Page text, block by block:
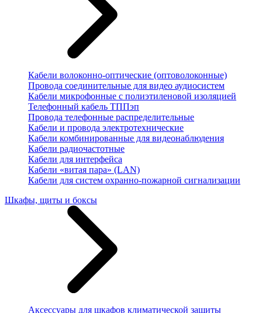
Кабели волоконно-оптические (оптоволоконные)
Провода соединительные для видео аудиосистем
Кабели микрофонные с полиэтиленовой изоляцией
Телефонный кабель ТППэп
Провода телефонные распределительные
Кабели и провода электротехнические
Кабели комбинированные для видеонаблюдения
Кабели радиочастотные
Кабели для интерфейса
Кабели «витая пара» (LAN)
Кабели для систем охранно-пожарной сигнализации
Шкафы, щиты и боксы
Аксессуары для шкафов климатической защиты